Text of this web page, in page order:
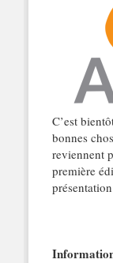
C’est
bonnes
reviennent
première